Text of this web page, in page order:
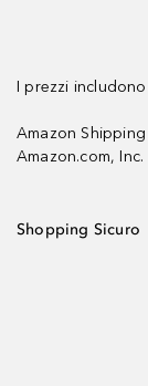
I prezzi
Amazon
Amazon.com,
Shopping Sicuro